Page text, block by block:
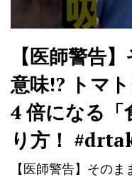
【医師警告
意味!? トマ
4 倍になる「
り方！
【医師警告】その